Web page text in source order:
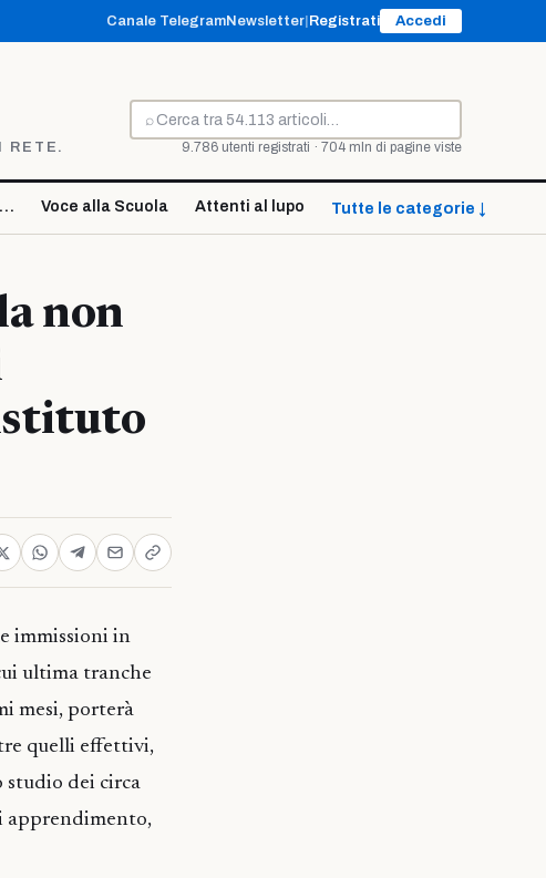
Canale TelegramNewsletter Registrati Accedi
RETE.
⌕
Cerca
9.786 utenti registrati · 704 mln di pagine viste
… Voce alla Scuola Attenti al lupo Tutte le categorie ↓
non
immissioni in
ultima tranche
mesi, porterà
quelli effettivi,
dei circa
apprendimento,